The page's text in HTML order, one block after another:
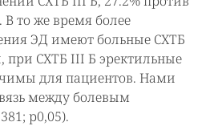
В то же время более
ЭД имеют больные СХТБ
СХТБ III Б эректильные
для пациентов. Нами
между болевым
р0,05).